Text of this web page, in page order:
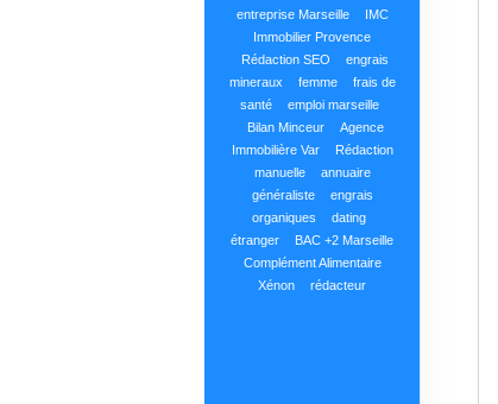
entreprise Marseille
IMC
Immobilier Provence
Rédaction SEO
engrais
mineraux
femme
frais de
santé
emploi marseille
Bilan Minceur
Agence
Immobilière Var
Rédaction
manuelle
annuaire
généraliste
engrais
organiques
dating
étranger
BAC +2 Marseille
Complément Alimentaire
Xénon
rédacteur